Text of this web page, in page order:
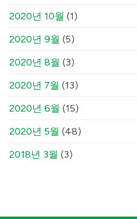
2020년 10월 (1)
2020년 9월 (5)
2020년 8월 (3)
2020년 7월 (13)
2020년 6월 (15)
2020년 5월 (48)
2018년 3월 (3)